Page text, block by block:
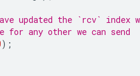
updated the `rcv` index
any other we can send
);